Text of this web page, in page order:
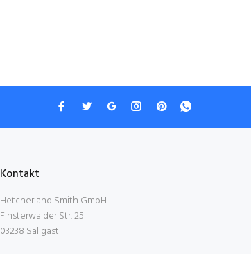
Kontakt
Hetcher and Smith GmbH
Finsterwalder Str. 25
03238 Sallgast